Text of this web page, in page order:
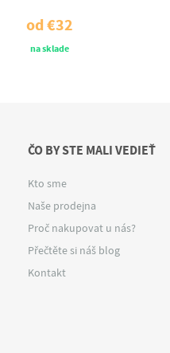
od€32
na sklade
ČO BY STE MALI VEDIEŤ
Kto sme
Naše prodejna
Proč nakupovat u nás?
Přečtěte si náš blog
Kontakt